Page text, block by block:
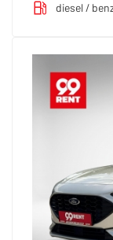
diesel /